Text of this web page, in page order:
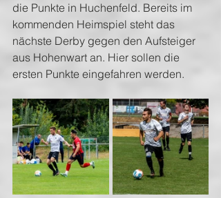
die Punkte in Huchenfeld. Bereits im
kommenden Heimspiel steht das
nächste Derby gegen den Aufsteiger
aus Hohenwart an. Hier sollen die
ersten Punkte eingefahren werden.